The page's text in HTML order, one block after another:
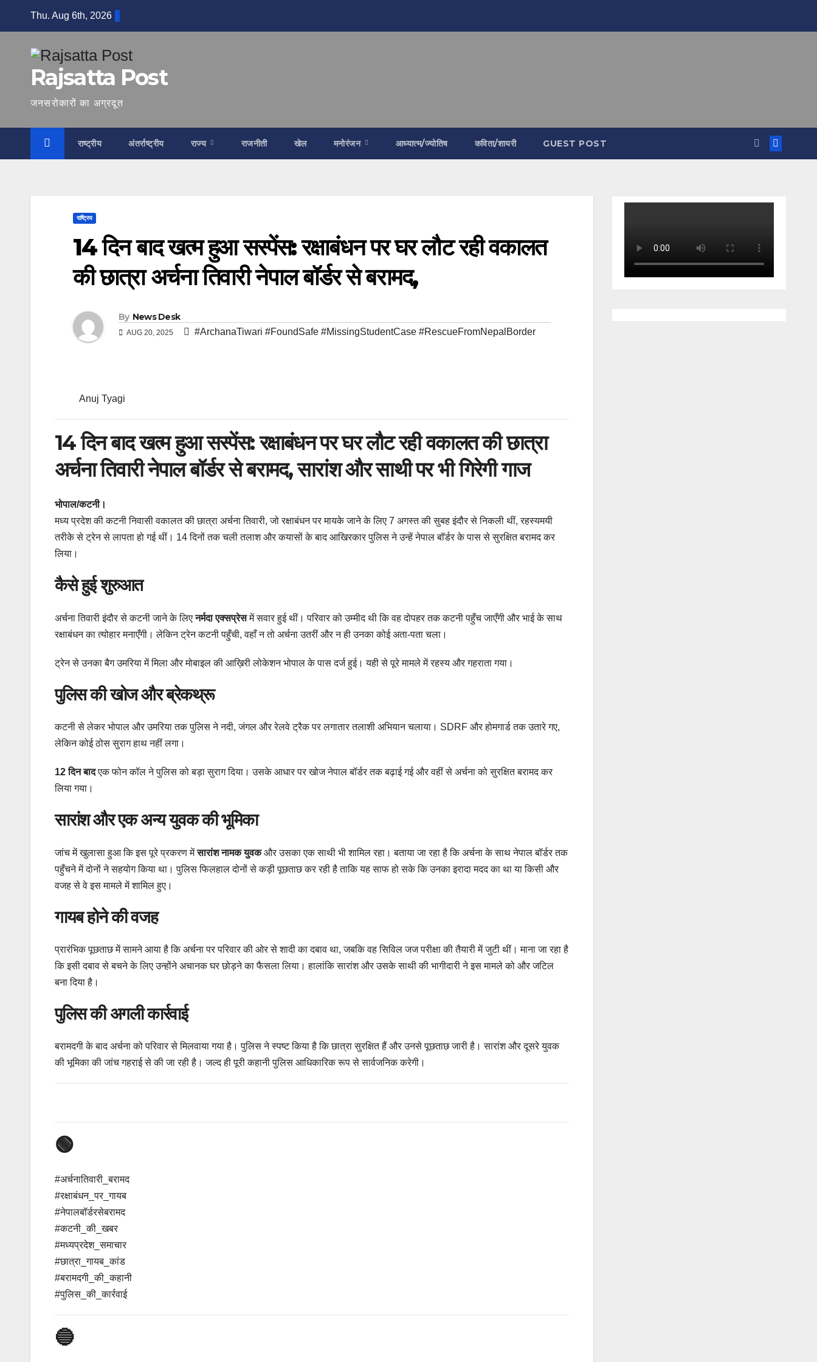
Thu. Aug 6th, 2026
Rajsatta Post
जनसरोकारों का अग्रदूत
राष्ट्रीय अंतर्राष्ट्रीय राज्य राजनीती खेल मनोरंजन आध्यात्म/ज्योतिष कविता/शायरी GUEST POST
राष्ट्रिय
14 दिन बाद खत्म हुआ सस्पेंस: रक्षाबंधन पर घर लौट रही वकालत
की छात्रा अर्चना तिवारी नेपाल बॉर्डर से बरामद,
By News Desk
AUG 20, 2025 #ArchanaTiwari #FoundSafe #MissingStudentCase #RescueFromNepalBorder
Anuj Tyagi
14 दिन बाद खत्म हुआ सस्पेंस: रक्षाबंधन पर घर लौट रही वकालत की छात्रा
अर्चना तिवारी नेपाल बॉर्डर से बरामद, सारांश और साथी पर भी गिरेगी गाज
भोपाल/कटनी।
मध्य प्रदेश की कटनी निवासी वकालत की छात्रा अर्चना तिवारी, जो रक्षाबंधन पर मायके जाने के लिए 7 अगस्त की सुबह इंदौर से निकली थीं, रहस्यमयी
तरीके से ट्रेन से लापता हो गई थीं। 14 दिनों तक चली तलाश और कयासों के बाद आखिरकार पुलिस ने उन्हें नेपाल बॉर्डर के पास से सुरक्षित बरामद कर
लिया।
कैसे हुई शुरुआत
अर्चना तिवारी इंदौर से कटनी जाने के लिएनर्मदा एक्सप्रेसमें सवार हुई थीं। परिवार को उम्मीद थी कि वह दोपहर तक कटनी पहुँच जाएँगी और भाई के साथ
रक्षाबंधन का त्योहार मनाएँगी। लेकिन ट्रेन कटनी पहुँची, वहाँ न तो अर्चना उतरीं और न ही उनका कोई अता-पता चला।
ट्रेन से उनका बैग उमरिया में मिला और मोबाइल की आख़िरी लोकेशन भोपाल के पास दर्ज हुई। यही से पूरे मामले में रहस्य और गहराता गया।
पुलिस की खोज और ब्रेकथ्रू
कटनी से लेकर भोपाल और उमरिया तक पुलिस ने नदी, जंगल और रेलवे ट्रैक पर लगातार तलाशी अभियान चलाया। SDRF और होमगार्ड तक उतारे गए,
लेकिन कोई ठोस सुराग हाथ नहीं लगा।
12 दिन बादएक फोन कॉल ने पुलिस को बड़ा सुराग दिया। उसके आधार पर खोज नेपाल बॉर्डर तक बढ़ाई गई और वहीं से अर्चना को सुरक्षित बरामद कर
लिया गया।
सारांश और एक अन्य युवक की भूमिका
जांच में खुलासा हुआ कि इस पूरे प्रकरण मेंसारांश नामक युवकऔर उसका एक साथी भी शामिल रहा। बताया जा रहा है कि अर्चना के साथ नेपाल बॉर्डर तक
पहुँचने में दोनों ने सहयोग किया था। पुलिस फिलहाल दोनों से कड़ी पूछताछ कर रही है ताकि यह साफ हो सके कि उनका इरादा मदद का था या किसी और
वजह से वे इस मामले में शामिल हुए।
गायब होने की वजह
प्रारंभिक पूछताछ में सामने आया है कि अर्चना पर परिवार की ओर से शादी का दबाव था, जबकि वह सिविल जज परीक्षा की तैयारी में जुटी थीं। माना जा रहा है
कि इसी दबाव से बचने के लिए उन्होंने अचानक घर छोड़ने का फैसला लिया। हालांकि सारांश और उसके साथी की भागीदारी ने इस मामले को और जटिल
बना दिया है।
पुलिस की अगली कार्रवाई
बरामदगी के बाद अर्चना को परिवार से मिलवाया गया है। पुलिस ने स्पष्ट किया है कि छात्रा सुरक्षित हैं और उनसे पूछताछ जारी है। सारांश और दूसरे युवक
की भूमिका की जांच गहराई से की जा रही है। जल्द ही पूरी कहानी पुलिस आधिकारिक रूप से सार्वजनिक करेगी।
🟢
#अर्चनातिवारी_बरामद
#रक्षाबंधन_पर_गायब
#नेपालबॉर्डरसेबरामद
#कटनी_की_खबर
#मध्यप्रदेश_समाचार
#छात्रा_गायब_कांड
#बरामदगी_की_कहानी
#पुलिस_की_कार्रवाई
🔵